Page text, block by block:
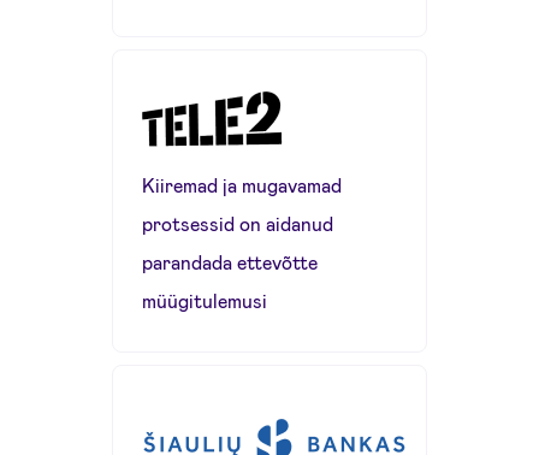
Kiiremad ja mugavamad
protsessid on aidanud
parandada ettevõtte
müügitulemusi